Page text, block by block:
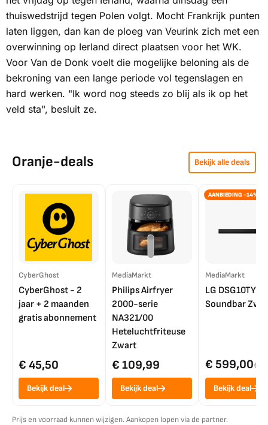
thuiswedstrijd tegen Polen volgt. Mocht Frankrijk punten
laten liggen, dan kan de ploeg van Veurink zich met een
overwinning op Ierland direct plaatsen voor het WK.
Voor Van de Donk voelt die mogelijke beloning als de
bekroning van een lange periode vol tegenslagen en
hard werken. "Ik word nog steeds zo blij als ik op het
veld sta", besluit ze.
Oranje-deals Bekijk alle deals
CyberGhost
CyberGhost - 2
jaar + 2 maanden
gratis abonnement
€ 45,50
Bekijk deal
MediaMarkt
Philips Airfryer
2000-serie
NA321/00
Heteluchtfriteuse
Zwart
€ 109,99
Bekijk deal
AANBIEDING -14%
MediaMarkt
LG DSG10TY
Soundbar
€ 599,00€
Bekijk deal
Prijs en voorraad kunnen wijzigen. Aankopen lopen via de partner.